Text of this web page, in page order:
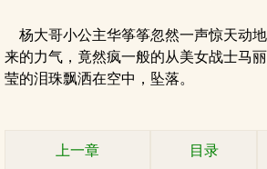
杨大哥小公主华筝筝忽然一声惊天动
来的力气，竟然疯一般的从美女战士马
莹的泪珠飘洒在空中，坠落。
上一章 目录